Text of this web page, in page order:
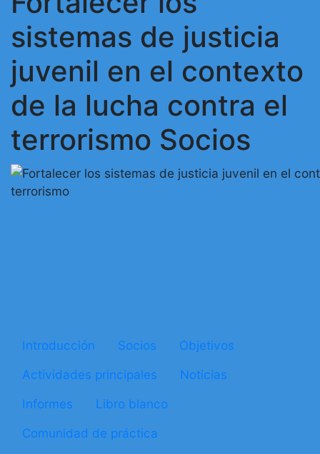
sistemas de justicia
juvenil en el contexto
de la lucha contra el
terrorismo Socios
Microsite Strengthening
Introducción Socios
Objetivos
Actividades principales
Noticias
Informes
Libro blanco
Comunidad de práctica